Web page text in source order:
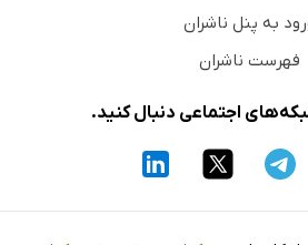
به پنل ناشران
فهرست ناشران
اجتماعی دنبال کنید.